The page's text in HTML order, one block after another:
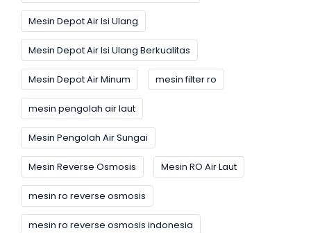
Mesin Depot Air Isi Ulang
Mesin Depot Air Isi Ulang Berkualitas
Mesin Depot Air Minum mesin filter ro
mesin pengolah air laut
Mesin Pengolah Air Sungai
Mesin Reverse Osmosis Mesin RO Air Laut
mesin ro reverse osmosis
mesin ro reverse osmosis indonesia